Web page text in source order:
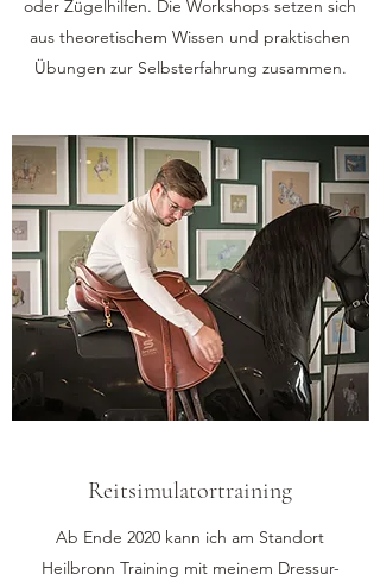
oder Zügelhilfen. Die Workshops setzen sich
aus theoretischem Wissen und praktischen
Übungen zur Selbsterfahrung zusammen.
Reitsimulatortraining
Ab Ende 2020 kann ich am Standort
Heilbronn Training mit meinem Dressur-